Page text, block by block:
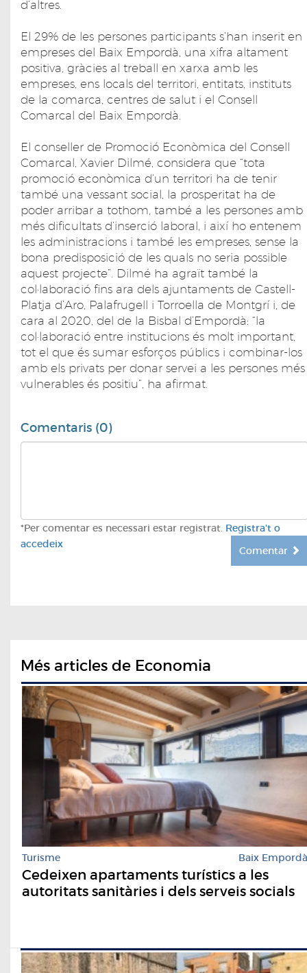
d’altres.
El 29% de les persones participants s’han inserit en
empreses del Baix Empordà, una xifra altament
positiva, gràcies al treball en xarxa amb les
empreses, ens locals del territori, entitats, instituts
de la comarca, centres de salut i el Consell
Comarcal del Baix Empordà.
El conseller de Promoció Econòmica del Consell
Comarcal, Xavier Dilmé, considera que “tota
promoció econòmica d’un territori ha de tenir
també una vessant social, la prosperitat ha de
poder arribar a tothom, també a les persones amb
més dificultats d’inserció laboral, i així ho entenem
les administracions i també les empreses, sense la
bona predisposició de les quals no seria possible
aquest projecte”. Dilmé ha agraït també la
col·laboració fins ara dels ajuntaments de Castell-
Platja d’Aro, Palafrugell i Torroella de Montgrí i, de
cara al 2020, del de la Bisbal d’Empordà: “la
col·laboració entre institucions és molt important,
tot el que és sumar esforços públics i combinar-los
amb els privats per donar servei a les persones més
vulnerables és positiu”, ha afirmat.
Comentaris (0)
*Per comentar es necessari estar registrat. Registra't o
accedeix
Comentar
Més articles de Economia
Turisme Baix Empordà
Cedeixen apartaments turístics a les
autoritats sanitàries i dels serveis socials